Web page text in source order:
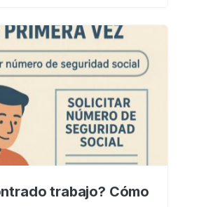
trabajo? Cómo